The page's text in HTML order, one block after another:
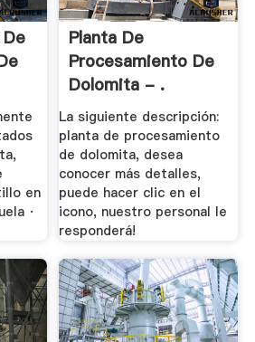
en
·
Planta De
Procesamiento De
Dolomita - .
La siguiente descripción:
planta de procesamiento
de dolomita, desea
conocer más detalles,
puede hacer clic en el
icono, nuestro personal le
responderá!